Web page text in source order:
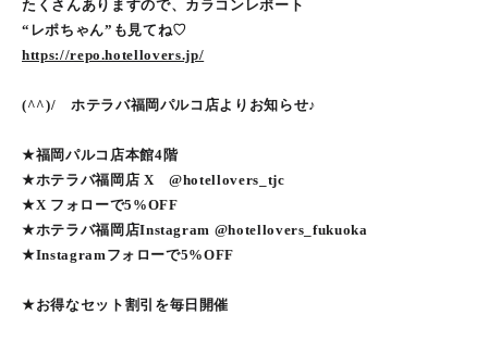
たくさんありますので、カラコンレポート
“レポちゃん”も見てね♡
https://repo.hotellovers.jp/
(^^)/ ホテラバ福岡パルコ店よりお知らせ♪
★福岡パルコ店本館4階
★ホテラバ福岡店 X @hotellovers_tjc
★X フォローで5%OFF
★ホテラバ福岡店Instagram @hotellovers_fukuoka
★Instagramフォローで5%OFF
★お得なセット割引を毎日開催